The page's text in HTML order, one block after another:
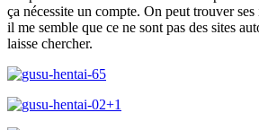
ça nécessite un compte. On peut trouver
il me semble que ce ne sont pas des sites
laisse chercher.